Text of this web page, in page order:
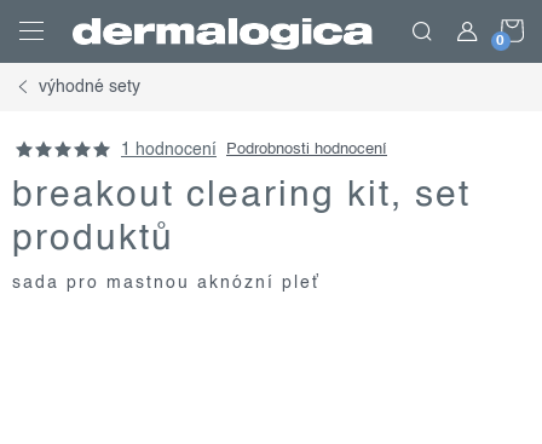
obsah
výhodné sety
1 hodnocení Podrobnosti hodnocení
breakout clearing kit, set
produktů
sada pro mastnou aknózní pleť